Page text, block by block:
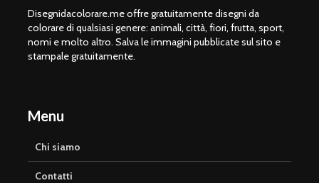
Disegnidacolorare.me offre gratuitamente disegni da
colorare di qualsiasi genere: animali, città, fiori, frutta, sport,
nomi e molto altro. Salva le immagini pubblicate sul sito e
stampale gratuitamente.
Menu
Chi siamo
Contatti